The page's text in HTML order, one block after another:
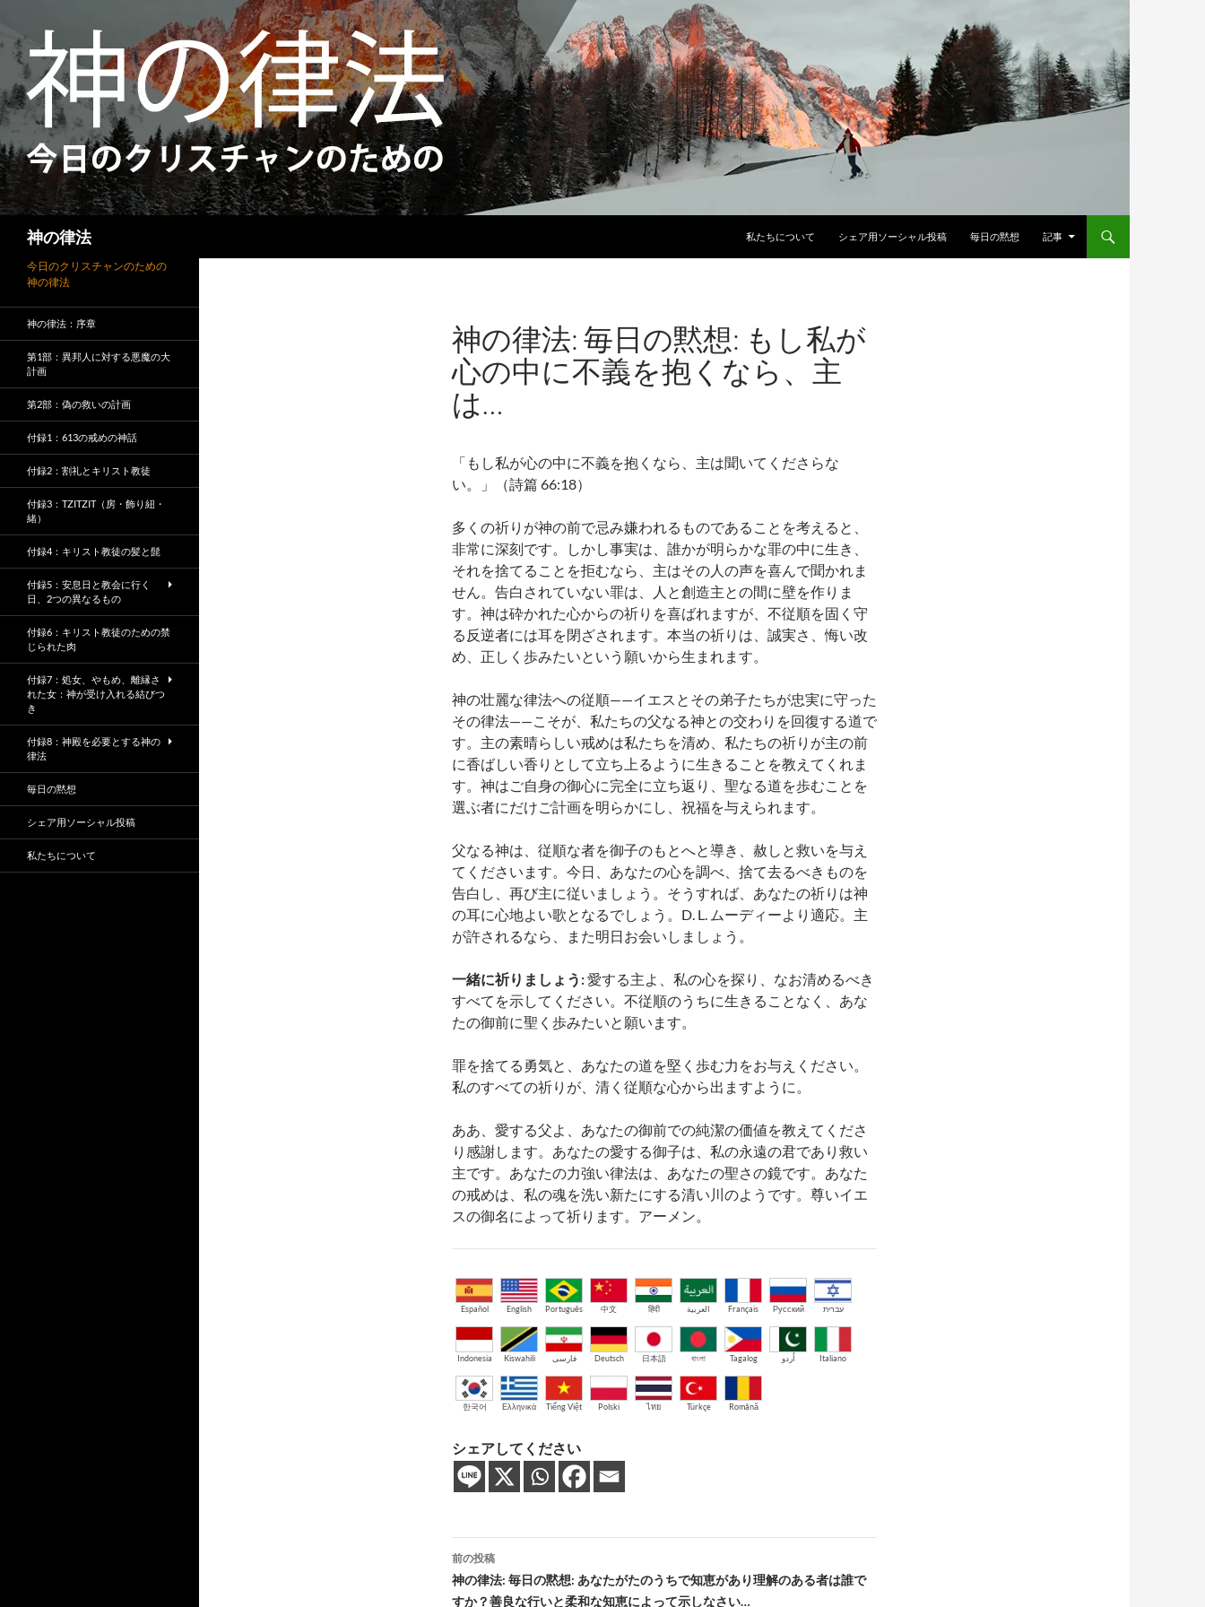
神の律法
私たちについて
シェア用ソーシャル投稿 毎日の黙想 記事
神の律法: 毎日の黙想: もし私が
心の中に不義を抱くなら、主
は…
「もし私が心の中に不義を抱くなら、主は聞いてくださらな
い。」（詩篇 66:18）
多くの祈りが神の前で忌み嫌われるものであることを考えると、
非常に深刻です。しかし事実は、誰かが明らかな罪の中に生き、
それを捨てることを拒むなら、主はその人の声を喜んで聞かれま
せん。告白されていない罪は、人と創造主との間に壁を作りま
す。神は砕かれた心からの祈りを喜ばれますが、不従順を固く守
る反逆者には耳を閉ざされます。本当の祈りは、誠実さ、悔い改
め、正しく歩みたいという願いから生まれます。
神の壮麗な律法への従順——イエスとその弟子たちが忠実に守った
その律法——こそが、私たちの父なる神との交わりを回復する道で
す。主の素晴らしい戒めは私たちを清め、私たちの祈りが主の前
に香ばしい香りとして立ち上るように生きることを教えてくれま
す。神はご自身の御心に完全に立ち返り、聖なる道を歩むことを
選ぶ者にだけご計画を明らかにし、祝福を与えられます。
父なる神は、従順な者を御子のもとへと導き、赦しと救いを与え
てくださいます。今日、あなたの心を調べ、捨て去るべきものを
告白し、再び主に従いましょう。そうすれば、あなたの祈りは神
の耳に心地よい歌となるでしょう。D. L. ムーディーより適応。主
が許されるなら、また明日お会いしましょう。
一緒に祈りましょう:愛する主よ、私の心を探り、なお清めるべき
すべてを示してください。不従順のうちに生きることなく、あな
たの御前に聖く歩みたいと願います。
罪を捨てる勇気と、あなたの道を堅く歩む力をお与えください。
私のすべての祈りが、清く従順な心から出ますように。
ああ、愛する父よ、あなたの御前での純潔の価値を教えてくださ
り感謝します。あなたの愛する御子は、私の永遠の君であり救い
主です。あなたの力強い律法は、あなたの聖さの鏡です。あなた
の戒めは、私の魂を洗い新たにする清い川のようです。尊いイエ
スの御名によって祈ります。アーメン。
Español English Português 中文 हिंदी العربية Français Русский עברית
Indonesia Kiswahili فارسی Deutsch 日本語 বাংলা Tagalog اُردو Italiano
한국어 Ελληνικά Tiếng Việt Polski ไทย Türkçe Română
シェアしてください
投
稿
前の投稿
神の律法: 毎日の黙想: あなたがたのうちで知恵があり理解のある者は誰で
すか？善良な行いと柔和な知恵によって示しなさい…
今日のクリスチャンのための
神の律法
神の律法：序章
第1部：異邦人に対する悪魔の大
計画
第2部：偽の救いの計画
付録1：613の戒めの神話
付録2：割礼とキリスト教徒
付録3：TZITZIT（房・飾り紐・
緒）
付録4：キリスト教徒の髪と髭
付録5：安息日と教会に行く
日、2つの異なるもの
付録6：キリスト教徒のための禁
じられた肉
付録7：処女、やもめ、離縁さ
れた女：神が受け入れる結びつ
き
付録8：神殿を必要とする神の
律法
毎日の黙想
シェア用ソーシャル投稿
私たちについて